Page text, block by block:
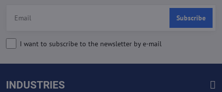
Subscribe
I want to subscribe to the newsletter by e-mail
INDUSTRIES